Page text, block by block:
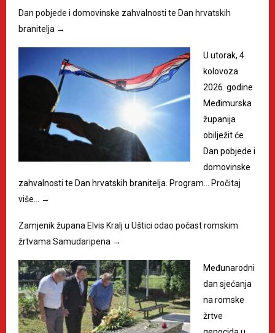
Dan pobjede i domovinske zahvalnosti te Dan hrvatskih
branitelja →
U utorak, 4.
kolovoza
2026. godine
Međimurska
županija
obilježit će
Dan pobjede i
domovinske
zahvalnosti te Dan hrvatskih branitelja. Program… Pročitaj
više… →
Zamjenik župana Elvis Kralj u Uštici odao počast romskim
žrtvama Samudaripena →
Međunarodni
dan sjećanja
na romske
žrtve